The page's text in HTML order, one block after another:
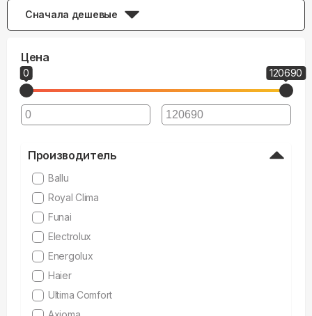
Сначала дешевые
Цена
0 120690
Производитель
Ballu
Royal Clima
Funai
Electrolux
Energolux
Haier
Ultima Comfort